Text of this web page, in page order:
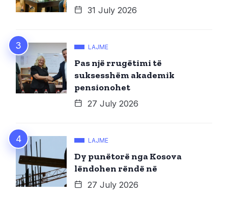
31 July 2026
LAJME
Pas një rrugëtimi të
suksesshëm akademik
pensionohet
27 July 2026
LAJME
Dy punëtorë nga Kosova
lëndohen rëndë në
27 July 2026